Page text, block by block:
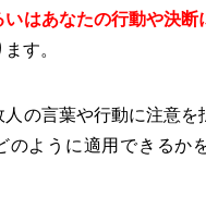
いはあなたの行動や決断
す。
人の言葉や行動に注意を
のように適用できるか